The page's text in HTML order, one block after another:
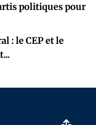
politiques pour
: le CEP et le